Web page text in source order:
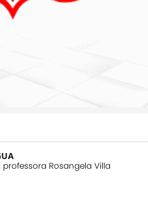
Rosangela Villa